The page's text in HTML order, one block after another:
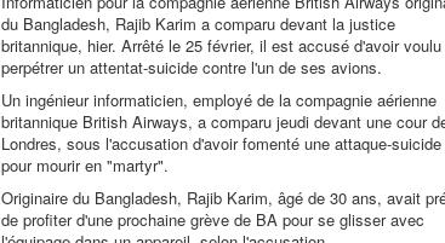
du Bangladesh, Rajib Karim a comparu devant la justice
britannique, hier. Arrêté le 25 février, il est accusé d'avoir voulu
perpétrer un attentat-suicide contre l'un de ses avions.
Un ingénieur informaticien, employé de la compagnie aérienne
britannique British Airways, a comparu jeudi devant une cour
Londres, sous l'accusation d'avoir fomenté une attaque-suicide
pour mourir en "martyr".
Originaire du Bangladesh, Rajib Karim, âgé de 30 ans, avait
de profiter d'une prochaine grève de BA pour se glisser avec